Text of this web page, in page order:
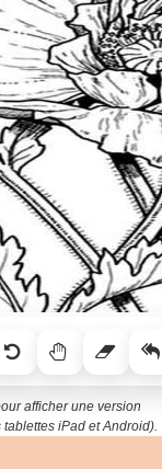
afficher une version
iPad et Android).